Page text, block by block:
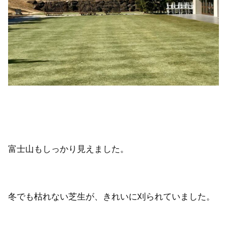
富士山もしっかり見えました。
冬でも枯れない芝生が、きれいに刈られていました。